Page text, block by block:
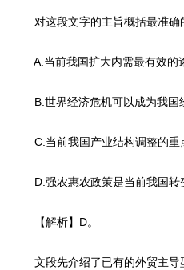
对这段文字的主旨概括最准确
A.当前我国扩大内需最有效的
B.世界经济危机可以成为我国
C.当前我国产业结构调整的重
D.强农惠农政策是当前我国转
【解析】D。
文段先介绍了已有的外贸主导